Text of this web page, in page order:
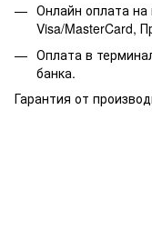
Онлайн оплата на
Visa/MasterCard,
Оплата в
банка.
Гарантия от